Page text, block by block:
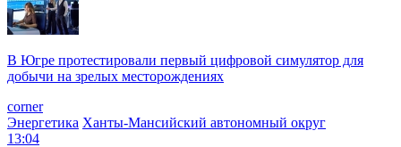
В Югре протестировали первый цифровой симулятор для
добычи на зрелых месторождениях
corner
Энергетика Ханты-Мансийский автономный округ
13:04